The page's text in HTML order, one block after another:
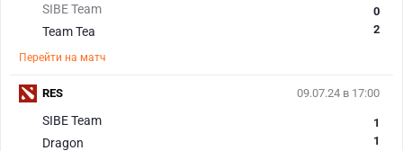
SIBE Team
Team Tea
0
2
Перейти на матч
09.07.24 в 17:00
SIBE Team
Dragon
1
1
RES